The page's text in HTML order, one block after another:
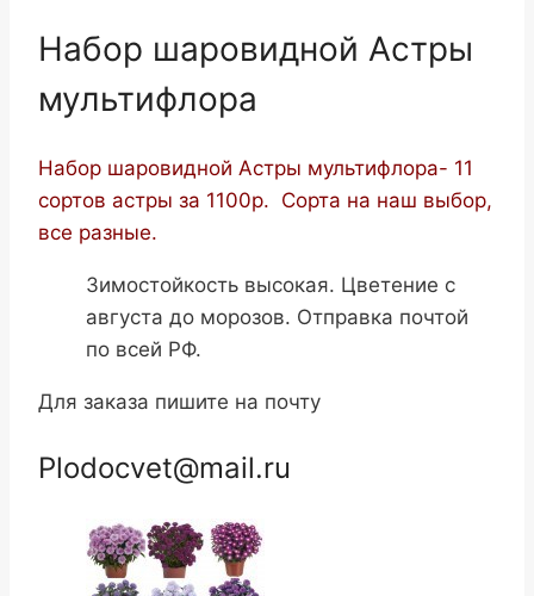
Набор шаровидной Астры
мультифлора
Набор шаровидной Астры мультифлора- 11
сортов астры за 1100р. Сорта на наш выбор,
все разные.
Зимостойкость высокая. Цветение с
августа до морозов. Отправка почтой
по всей РФ.
Для заказа пишите на почту
Plodocvet@mail.ru